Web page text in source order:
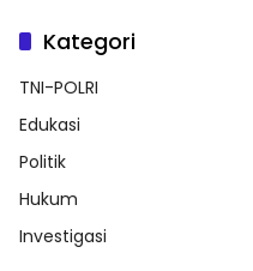
Kategori
TNI-POLRI
Edukasi
Politik
Hukum
Investigasi